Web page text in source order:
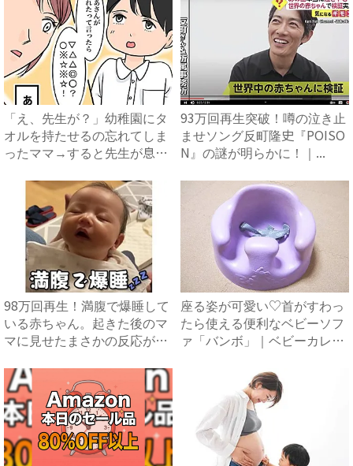
「え、先生が？」幼稚園にタ
オルを持たせるの忘れてしま
ったママ→すると先生が息子
93万回再生突破！噂の泣き止
ませソング反町隆史『POISO
N』の謎が明らかに！｜...
98万回再生！満腹で爆睡して
いる赤ちゃん。起きた後のマ
マに見せたまさかの反応が
座る姿が可愛い♡首がすわっ
たら使える便利なベビーソフ
ァ「バンボ」｜ベビーカレン